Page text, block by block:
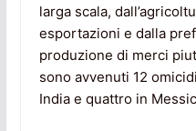
larga scala,
esportazioni e dalla
produzione di merci
sono avvenuti 12
India e quattro in